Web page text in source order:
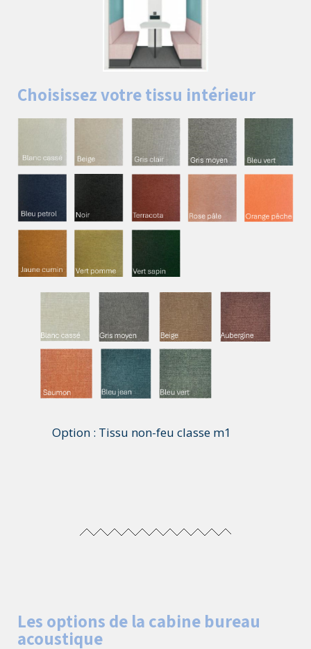
Choisissez votre tissu intérieur
Option : Tissu non-feu classe m1
Les options de la cabine bureau
acoustique